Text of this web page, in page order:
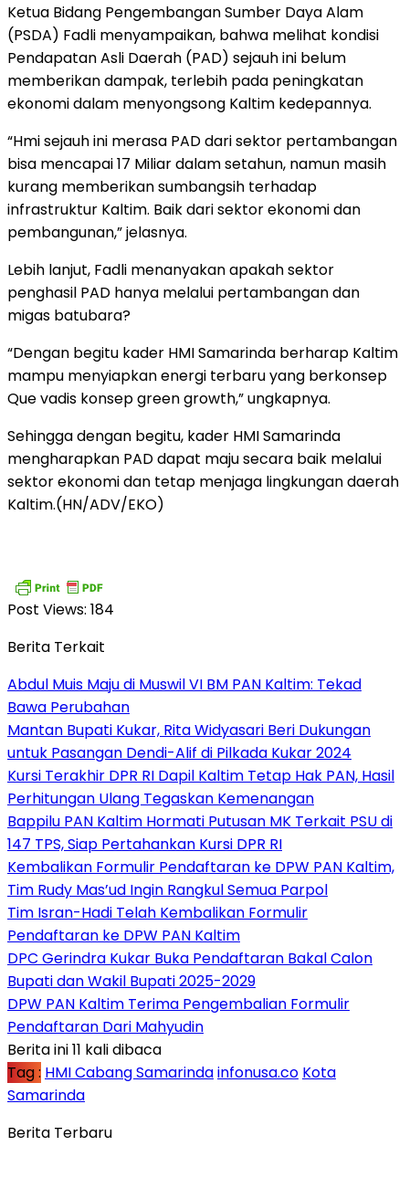
Ketua Bidang Pengembangan Sumber Daya Alam
(PSDA) Fadli menyampaikan, bahwa melihat kondisi
Pendapatan Asli Daerah (PAD) sejauh ini belum
memberikan dampak, terlebih pada peningkatan
ekonomi dalam menyongsong Kaltim kedepannya.
“Hmi sejauh ini merasa PAD dari sektor pertambangan
bisa mencapai 17 Miliar dalam setahun, namun masih
kurang memberikan sumbangsih terhadap
infrastruktur Kaltim. Baik dari sektor ekonomi dan
pembangunan,” jelasnya.
Lebih lanjut, Fadli menanyakan apakah sektor
penghasil PAD hanya melalui pertambangan dan
migas batubara?
“Dengan begitu kader HMI Samarinda berharap Kaltim
mampu menyiapkan energi terbaru yang berkonsep
Que vadis konsep green growth,” ungkapnya.
Sehingga dengan begitu, kader HMI Samarinda
mengharapkan PAD dapat maju secara baik melalui
sektor ekonomi dan tetap menjaga lingkungan daerah
Kaltim.(HN/ADV/EKO)
Post Views: 184
Berita Terkait
Abdul Muis Maju di Muswil VI BM PAN Kaltim: Tekad
Bawa Perubahan
Mantan Bupati Kukar, Rita Widyasari Beri Dukungan
untuk Pasangan Dendi-Alif di Pilkada Kukar 2024
Kursi Terakhir DPR RI Dapil Kaltim Tetap Hak PAN, Hasil
Perhitungan Ulang Tegaskan Kemenangan
Bappilu PAN Kaltim Hormati Putusan MK Terkait PSU di
147 TPS, Siap Pertahankan Kursi DPR RI
Kembalikan Formulir Pendaftaran ke DPW PAN Kaltim,
Tim Rudy Mas’ud Ingin Rangkul Semua Parpol
Tim Isran-Hadi Telah Kembalikan Formulir
Pendaftaran ke DPW PAN Kaltim
DPC Gerindra Kukar Buka Pendaftaran Bakal Calon
Bupati dan Wakil Bupati 2025-2029
DPW PAN Kaltim Terima Pengembalian Formulir
Pendaftaran Dari Mahyudin
Berita ini 11 kali dibaca
Tag : HMI Cabang Samarindainfonusa.co Kota
Samarinda
Berita Terbaru